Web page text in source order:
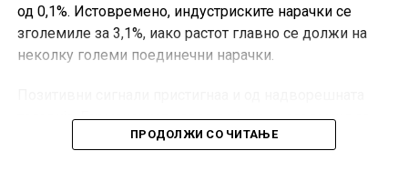
од 0,1%. Истовремено, индустриските нарачки се
зголемиле за 3,1%, иако растот главно се должи на
неколку големи поединечни нарачки.
трговија. Германскиот извоз во јуни се зголемил за
0,9% во однос на претходниот месец, значително над
ПРОДОЛЖИ СО ЧИТАЊЕ